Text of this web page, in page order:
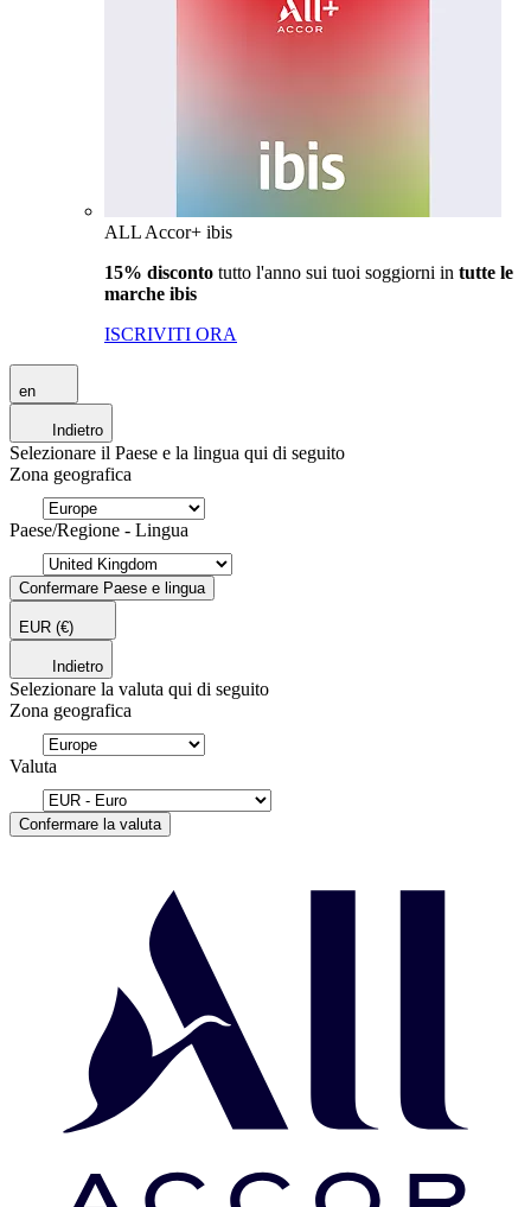
ALL Accor+ ibis
15% disconto tutto l'anno sui tuoi soggiorni in tutte le
marche ibis
ISCRIVITI ORA
en
Indietro
Selezionare il Paese e la lingua qui di seguito
Zona geografica
Paese/Regione - Lingua
Confermare Paese e lingua
EUR (€)
Indietro
Selezionare la valuta qui di seguito
Zona geografica
Valuta
Confermare la valuta